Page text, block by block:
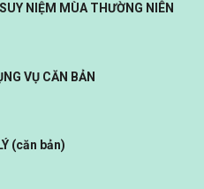
NIỆM MÙA THƯỜNG NIÊN
VỤ CĂN BẢN
(căn bản)